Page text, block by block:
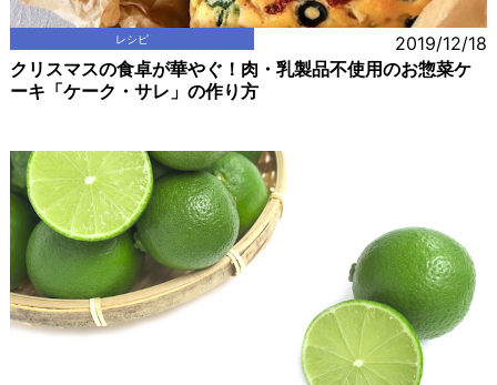
レシピ 2019/12/18
クリスマスの食卓が華やぐ！肉・乳製品不使用のお惣菜ケ
ーキ「ケーク・サレ」の作り方